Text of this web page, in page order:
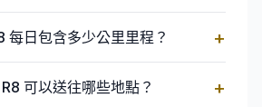
每日包含多少公里里程？ +
可以送往哪些地點？ +